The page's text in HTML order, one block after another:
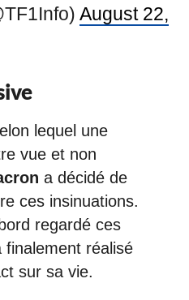
August 22,
lequel une
vue et non
a décidé de
ces insinuations.
regardé ces
finalement réalisé
sur sa vie.